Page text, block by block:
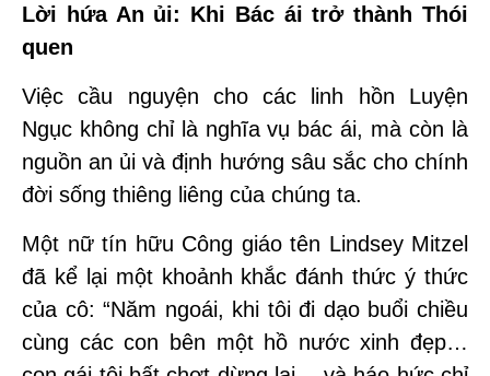
Lời hứa An ủi: Khi Bác ái trở thành Thói
quen
Việc cầu nguyện cho các linh hồn Luyện
Ngục không chỉ là nghĩa vụ bác ái, mà còn là
nguồn an ủi và định hướng sâu sắc cho chính
đời sống thiêng liêng của chúng ta.
Một nữ tín hữu Công giáo tên Lindsey Mitzel
đã kể lại một khoảnh khắc đánh thức ý thức
của cô: “Năm ngoái, khi tôi đi dạo buổi chiều
cùng các con bên một hồ nước xinh đẹp…